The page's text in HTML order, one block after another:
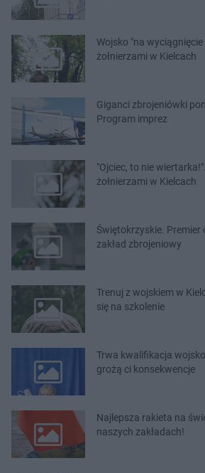
Wojsko "na wyciągnięcie
żołnierzami w Kielcach
Giganci zbrojeniówki
Program imprez
"Ojciec, to nie
żołnierzami w Kielcach
Świętokrzyskie. Premier
zakład zbrojeniowy
Trenuj z wojskiem w
się na szkolenie
Trwa kwalifikacja
grożą ci konsekwencje
Najlepsza rakieta na
naszych zakładach!